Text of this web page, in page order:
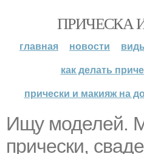
ПРИЧЕСКА
главная новости
как делать
прически и макияж на
Ищу моделей.
прически,